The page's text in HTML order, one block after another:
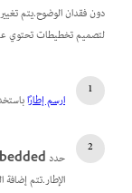
دون فقدان الوضوح.يتم
لتصميم تخطيطات تحتوي
ارسم إطارًا
حدد
الإطار.تتم